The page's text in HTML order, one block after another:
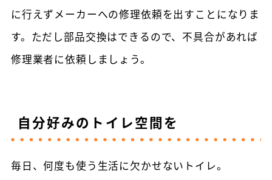
に行えずメーカーへの修理依頼を出すことになりま
す。ただし部品交換はできるので、不具合があれば
修理業者に依頼しましょう。
自分好みのトイレ空間を
毎日、何度も使う生活に欠かせないトイレ。